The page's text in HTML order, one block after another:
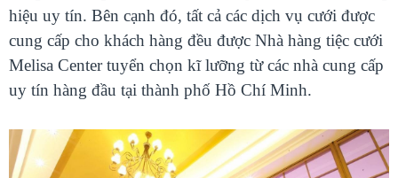
hiệu uy tín. Bên cạnh đó, tất cả các dịch vụ cưới được
cung cấp cho khách hàng đều được Nhà hàng tiệc cưới
Melisa Center tuyển chọn kĩ lưỡng từ các nhà cung cấp
uy tín hàng đầu tại thành phố Hồ Chí Minh.